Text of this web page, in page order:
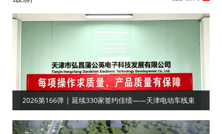
2026第166弹 | 延续330家签约佳绩——天津电动车线束
客户合作目视化